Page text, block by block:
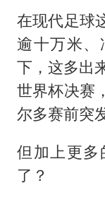
在现代足球
逾十万米
下，这多出
世界杯决赛
尔多赛前突
但加上更
了？